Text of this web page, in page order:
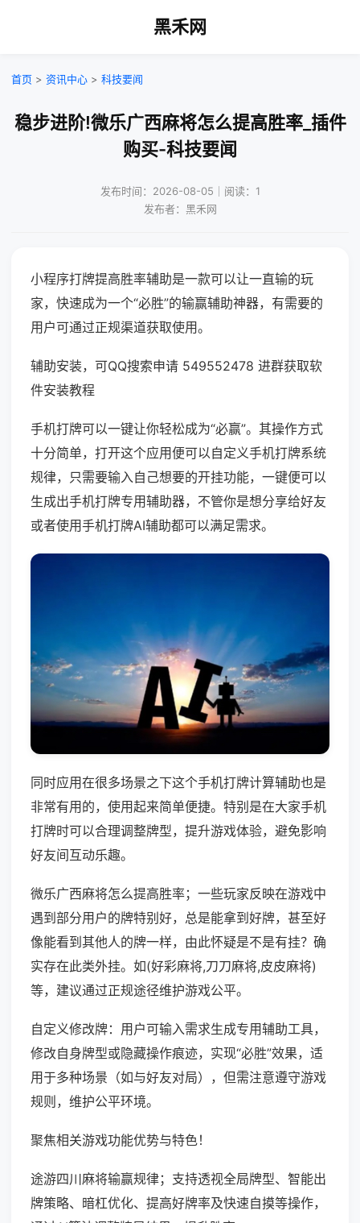
黑禾网
首页 > 资讯中心 > 科技要闻
稳步进阶!微乐广西麻将怎么提高胜率_插件
购买-科技要闻
发布时间：2026-08-05｜阅读：1
发布者：黑禾网
小程序打牌提高胜率辅助是一款可以让一直输的玩
家，快速成为一个“必胜”的输赢辅助神器，有需要的
用户可通过正规渠道获取使用。
辅助安装，可QQ搜索申请 549552478 进群获取软
件安装教程
手机打牌可以一键让你轻松成为“必赢”。其操作方式
十分简单，打开这个应用便可以自定义手机打牌系统
规律，只需要输入自己想要的开挂功能，一键便可以
生成出手机打牌专用辅助器，不管你是想分享给好友
或者使用手机打牌AI辅助都可以满足需求。
同时应用在很多场景之下这个手机打牌计算辅助也是
非常有用的，使用起来简单便捷。特别是在大家手机
打牌时可以合理调整牌型，提升游戏体验，避免影响
好友间互动乐趣。
微乐广西麻将怎么提高胜率；一些玩家反映在游戏中
遇到部分用户的牌特别好，总是能拿到好牌，甚至好
像能看到其他人的牌一样，由此怀疑是不是有挂？确
实存在此类外挂。如(好彩麻将,刀刀麻将,皮皮麻将)
等，建议通过正规途径维护游戏公平。
自定义修改牌：用户可输入需求生成专用辅助工具，
修改自身牌型或隐藏操作痕迹，实现“必胜”效果，适
用于多种场景（如与好友对局），但需注意遵守游戏
规则，维护公平环境。
聚焦相关游戏功能优势与特色！
途游四川麻将输赢规律；支持透视全局牌型、智能出
牌策略、暗杠优化、提高好牌率及快速自摸等操作，